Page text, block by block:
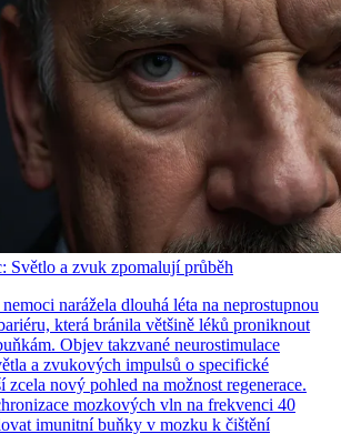
Světlo a zvuk zpomalují průběh
narážela dlouhá léta na neprostupnou
která bránila většině léků proniknout
Objev takzvané neurostimulace
a zvukových impulsů o specifické
nový pohled na možnost regenerace.
mozkových vln na frekvenci 40
imunitní buňky v mozku k čištění